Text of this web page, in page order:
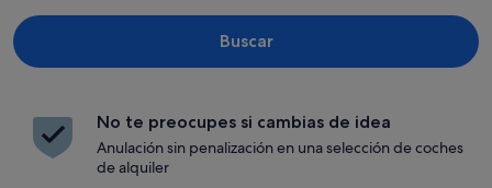
Buscar
No te preocupes si cambias de idea
Anulación sin penalización en una selección de coches
de alquiler